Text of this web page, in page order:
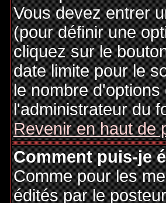
Vous devez entrer
(pour définir une
cliquez sur le
date limite pour le
le nombre
l'administrateur du
Revenir en haut de
Comment puis-je
Comme pour les
édités par le